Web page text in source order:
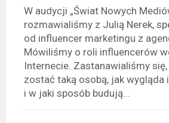
W audycji „Świat Nowych
rozmawialiśmy z Julią Nerek,
od influencer marketingu z
Mówiliśmy o roli influencerów
Internecie. Zastanawialiśmy
zostać taką osobą, jak wygląda
i w jaki sposób budują...